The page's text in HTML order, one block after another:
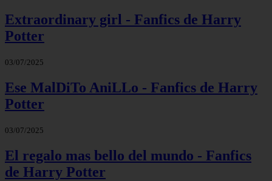
Extraordinary girl - Fanfics de Harry
Potter
03/07/2025
Ese MalDiTo AniLLo - Fanfics de Harry
Potter
03/07/2025
El regalo mas bello del mundo - Fanfics
de Harry Potter